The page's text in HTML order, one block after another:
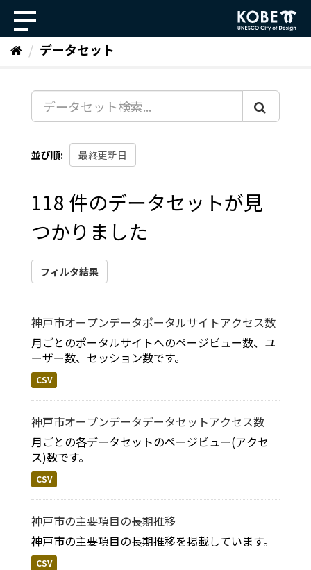
ッ
データセット
並び順
118 件のデータセットが見
つかりました
フィルタ結果
神戸市オープンデータポータルサイトアクセス数
月ごとのポータルサイトへのページビュー数、ユ
ーザー数、セッション数です。
CSV
神戸市オープンデータデータセットアクセス数
月ごとの各データセットのページビュー(アクセ
ス)数です。
CSV
神戸市の主要項目の長期推移
神戸市の主要項目の長期推移を掲載しています。
CSV